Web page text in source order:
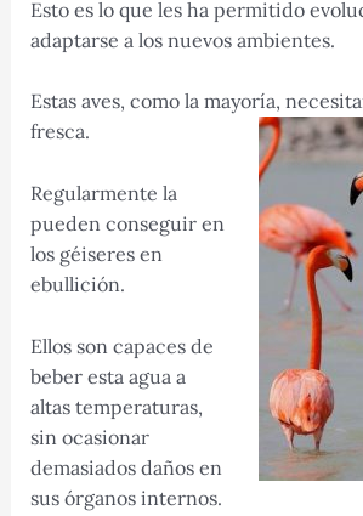
Esto es lo que les ha permitido
adaptarse a los nuevos ambientes.
Estas aves, como la mayoría,
fresca.
Regularmente la
pueden conseguir en
los géiseres en
ebullición.
Ellos son capaces de
beber esta agua a
altas temperaturas,
sin ocasionar
demasiados daños en
sus órganos internos.